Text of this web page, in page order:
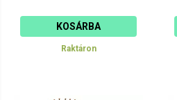
KOSÁRBA
Raktáron